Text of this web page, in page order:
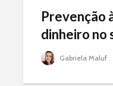
Prevenção
dinheiro no
Gabriela Maluf